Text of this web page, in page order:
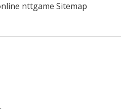
nttgame Sitemap